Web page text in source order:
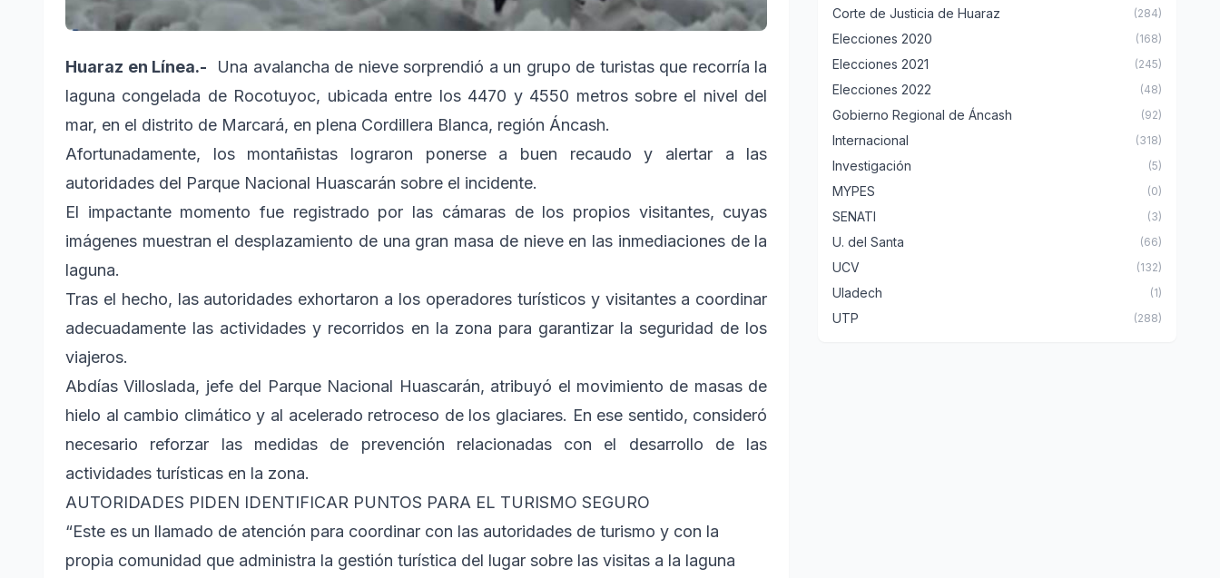
Huaraz en Línea.- Una avalancha de nieve sorprendió a un grupo de turistas que recorría la
laguna congelada de Rocotuyoc, ubicada entre los 4470 y 4550 metros sobre el nivel del
mar, en el distrito de Marcará, en plena Cordillera Blanca, región Áncash.
Afortunadamente, los montañistas lograron ponerse a buen recaudo y alertar a las
autoridades del Parque Nacional Huascarán sobre el incidente.
El impactante momento fue registrado por las cámaras de los propios visitantes, cuyas
imágenes muestran el desplazamiento de una gran masa de nieve en las inmediaciones de la
laguna.
Tras el hecho, las autoridades exhortaron a los operadores turísticos y visitantes a coordinar
adecuadamente las actividades y recorridos en la zona para garantizar la seguridad de los
viajeros.
Abdías Villoslada, jefe del Parque Nacional Huascarán, atribuyó el movimiento de masas de
hielo al cambio climático y al acelerado retroceso de los glaciares. En ese sentido, consideró
necesario reforzar las medidas de prevención relacionadas con el desarrollo de las
actividades turísticas en la zona.
AUTORIDADES PIDEN IDENTIFICAR PUNTOS PARA EL TURISMO SEGURO
“Este es un llamado de atención para coordinar con las autoridades de turismo y con la
propia comunidad que administra la gestión turística del lugar sobre las visitas a la laguna
Corte de Justicia de Huaraz (284)
Elecciones 2020 (168)
Elecciones 2021 (245)
Elecciones 2022 (48)
Gobierno Regional de Áncash (92)
Internacional (318)
Investigación (5)
MYPES (0)
SENATI (3)
U. del Santa (66)
UCV (132)
Uladech (1)
UTP (288)